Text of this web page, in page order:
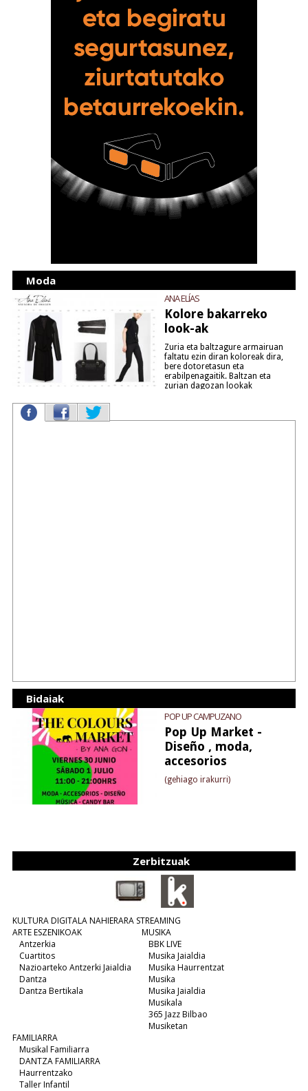
Moda
ANA ELÍAS
Kolore bakarreko
look-ak
Zuria eta baltzagure armairuan
faltatu ezin diran koloreak dira,
bere dotoretasun eta
erabilpenagaitik. Baltzan eta
zurian dagozan lookak
Bidaiak
POP UP CAMPUZANO
Pop Up Market -
Diseño , moda,
accesorios
(gehiago irakurri)
Zerbitzuak
KULTURA DIGITALA NAHIERARA STREAMING
ARTE ESZENIKOAK
Antzerkia
Cuartitos
Nazioarteko Antzerki Jaialdia
Dantza
Dantza Bertikala
MUSIKA
BBK LIVE
Musika Jaialdia
Musika Haurrentzat
Musika
Musika Jaialdia
Musikala
365 Jazz Bilbao
Musiketan
FAMILIARRA
Musikal Familiarra
DANTZA FAMILIARRA
Haurrentzako
Taller Infantil